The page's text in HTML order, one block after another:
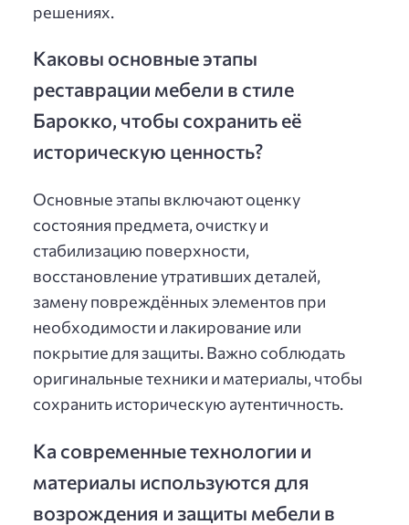
решениях.
Каковы основные этапы
реставрации мебели в стиле
Барокко, чтобы сохранить её
историческую ценность?
Основные этапы включают оценку
состояния предмета, очистку и
стабилизацию поверхности,
восстановление утративших деталей,
замену повреждённых элементов при
необходимости и лакирование или
покрытие для защиты. Важно соблюдать
оригинальные техники и материалы, чтобы
сохранить историческую аутентичность.
Ка современные технологии и
материалы используются для
возрождения и защиты мебели в